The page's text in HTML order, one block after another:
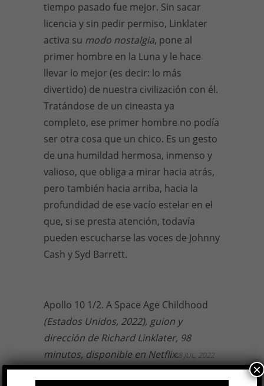
tiempo pasado fue mejor. Sin sacar
licencia y sin pedir permiso, Linklater
activa su modo nostalgia, pone al
primer hombre en la Luna y le hace
llevar lo mejor (es decir: lo más
divertido) de nuestra civilización con él.
Tratándose de un cineasta ya
completo, ese primer hombre no podía
ser otra cosa que un chico. Es un gesto
de una humildad hermosa, inmenso y
valioso, que obliga a mirar hacia atrás,
pero también hacia arriba, hacia la
profundidad de ese vacío estelar en el
que, si se presta atención, todavía
pueden escucharse las voces de Johnny
Cash y Syd Barrett.
Apollo 10 1/2. A Space Age Childhood
(Estados Unidos, 2022), guion y
dirección de Richard Linklater, 98
minutos, disponible en Netflix.28 JUL, 2022
×